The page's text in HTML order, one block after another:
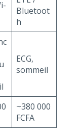
Bluetoot
h
ECG,
sommeil
~380 000
FCFA